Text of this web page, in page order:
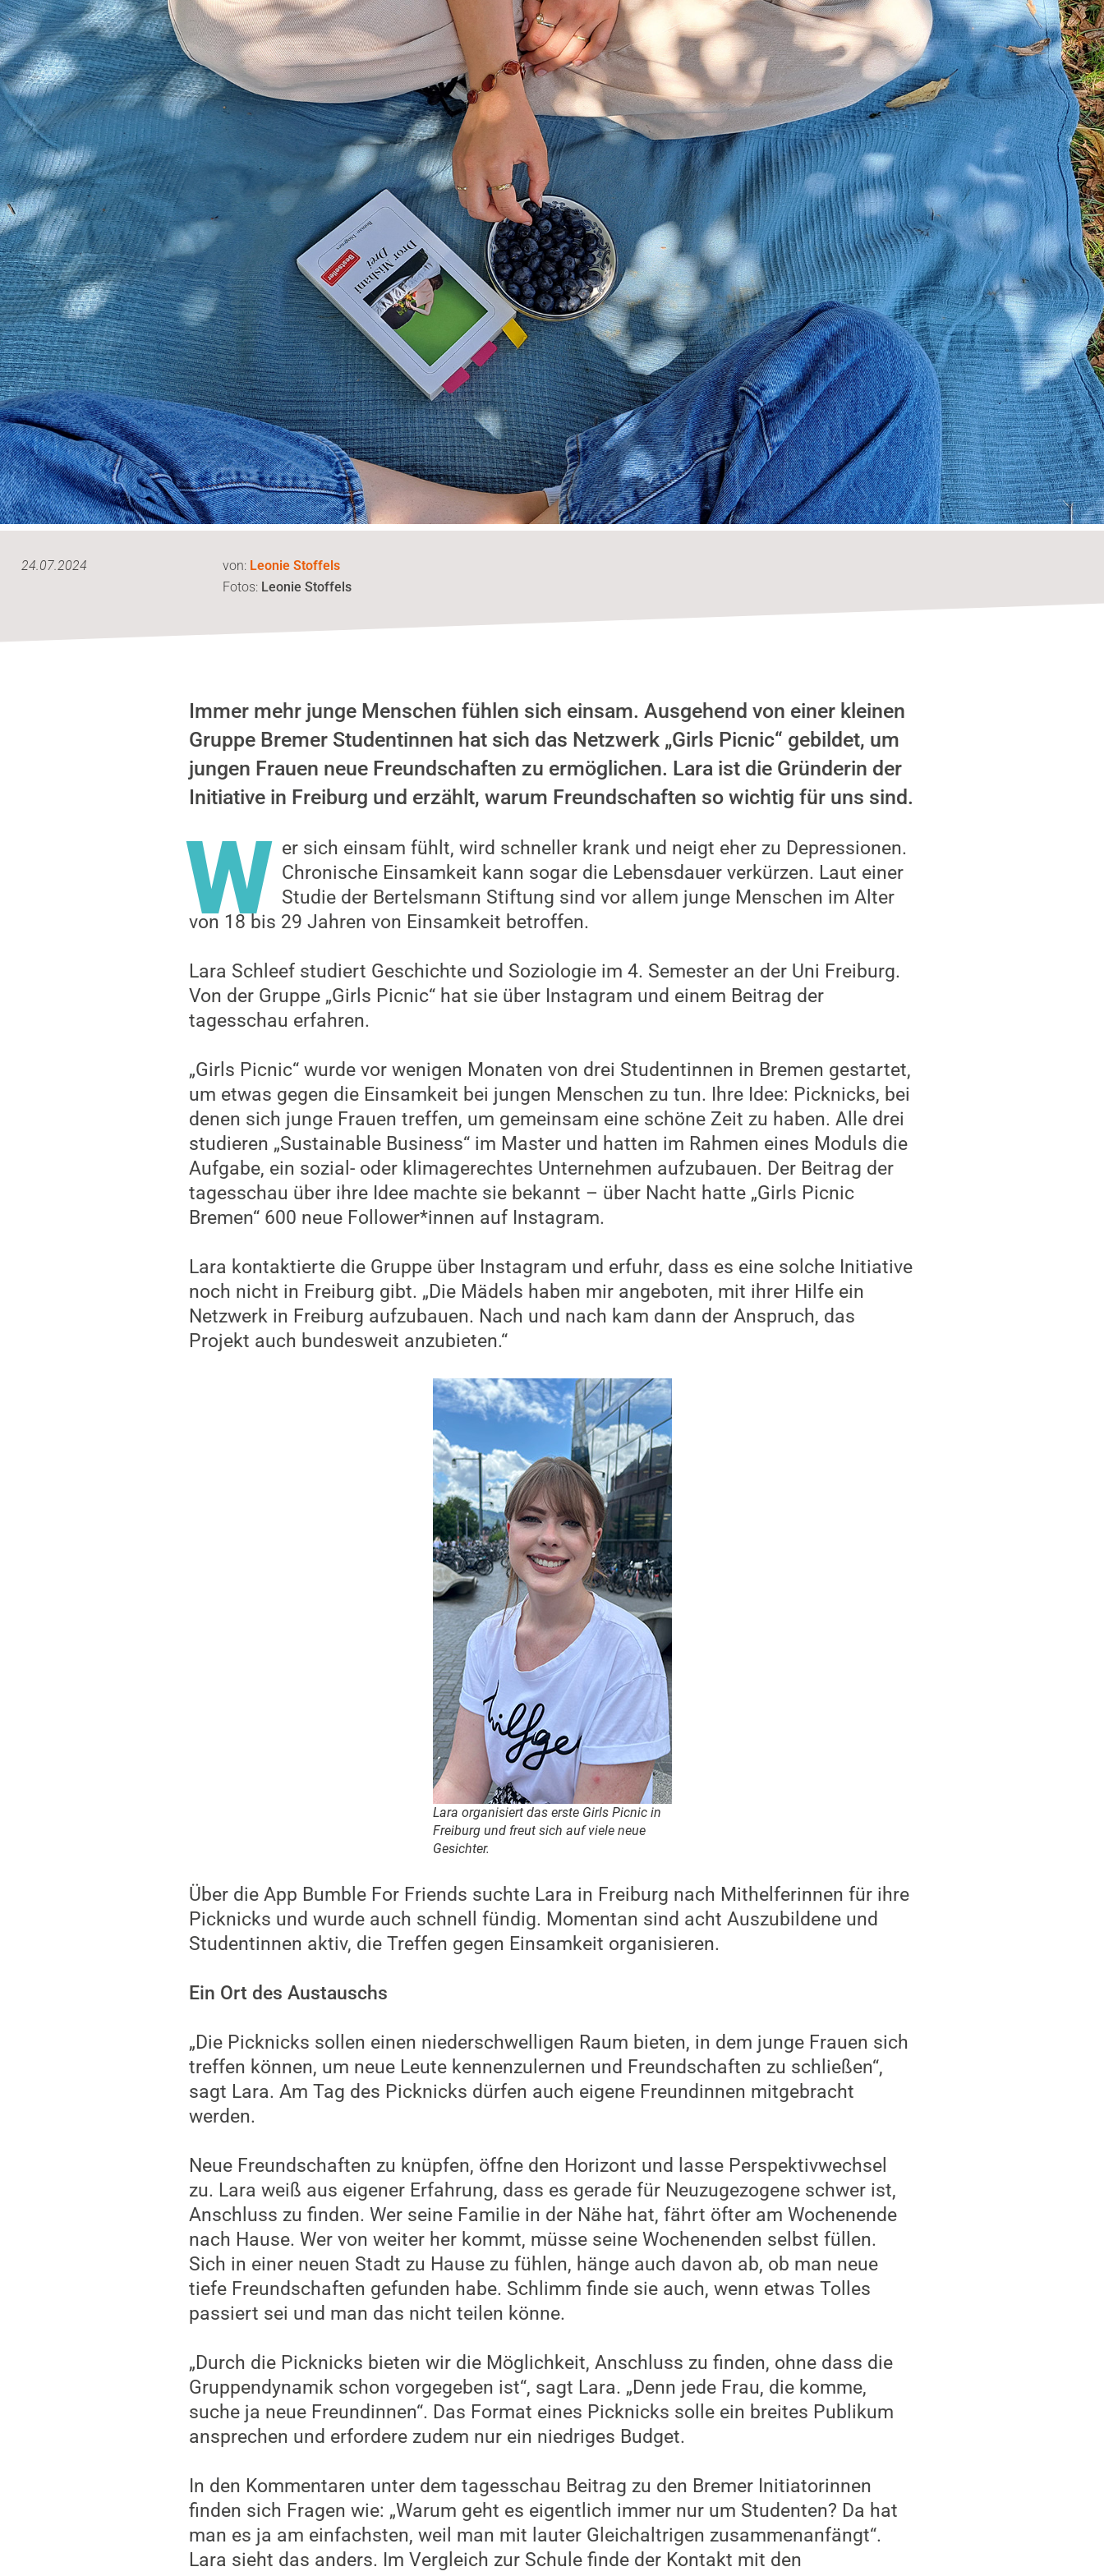
24.07.2024 von: Leonie Stoffels
Fotos: Leonie Stoffels
Immer mehr junge Menschen fühlen sich einsam. Ausgehend von einer kleinen
Gruppe Bremer Studentinnen hat sich das Netzwerk „Girls Picnic“ gebildet, um
jungen Frauen neue Freundschaften zu ermöglichen. Lara ist die Gründerin der
Initiative in Freiburg und erzählt, warum Freundschaften so wichtig für uns sind.
W er sich einsam fühlt, wird schneller krank und neigt eher zu Depressionen.
Chronische Einsamkeit kann sogar die Lebensdauer verkürzen. Laut einer
Studie der Bertelsmann Stiftung sind vor allem junge Menschen im Alter
von 18 bis 29 Jahren von Einsamkeit betroffen.
Lara Schleef studiert Geschichte und Soziologie im 4. Semester an der Uni Freiburg.
Von der Gruppe „Girls Picnic“ hat sie über Instagram und einem Beitrag der
tagesschau erfahren.
„Girls Picnic“ wurde vor wenigen Monaten von drei Studentinnen in Bremen gestartet,
um etwas gegen die Einsamkeit bei jungen Menschen zu tun. Ihre Idee: Picknicks, bei
denen sich junge Frauen treffen, um gemeinsam eine schöne Zeit zu haben. Alle drei
studieren „Sustainable Business“ im Master und hatten im Rahmen eines Moduls die
Aufgabe, ein sozial- oder klimagerechtes Unternehmen aufzubauen. Der Beitrag der
tagesschau über ihre Idee machte sie bekannt – über Nacht hatte „Girls Picnic
Bremen“ 600 neue Follower*innen auf Instagram.
Lara kontaktierte die Gruppe über Instagram und erfuhr, dass es eine solche Initiative
noch nicht in Freiburg gibt. „Die Mädels haben mir angeboten, mit ihrer Hilfe ein
Netzwerk in Freiburg aufzubauen. Nach und nach kam dann der Anspruch, das
Projekt auch bundesweit anzubieten.“
Lara organisiert das erste Girls Picnic in
Freiburg und freut sich auf viele neue
Gesichter.
Über die App Bumble For Friends suchte Lara in Freiburg nach Mithelferinnen für ihre
Picknicks und wurde auch schnell fündig. Momentan sind acht Auszubildene und
Studentinnen aktiv, die Treffen gegen Einsamkeit organisieren.
Ein Ort des Austauschs
„Die Picknicks sollen einen niederschwelligen Raum bieten, in dem junge Frauen sich
treffen können, um neue Leute kennenzulernen und Freundschaften zu schließen“,
sagt Lara. Am Tag des Picknicks dürfen auch eigene Freundinnen mitgebracht
werden.
Neue Freundschaften zu knüpfen, öffne den Horizont und lasse Perspektivwechsel
zu. Lara weiß aus eigener Erfahrung, dass es gerade für Neuzugezogene schwer ist,
Anschluss zu finden. Wer seine Familie in der Nähe hat, fährt öfter am Wochenende
nach Hause. Wer von weiter her kommt, müsse seine Wochenenden selbst füllen.
Sich in einer neuen Stadt zu Hause zu fühlen, hänge auch davon ab, ob man neue
tiefe Freundschaften gefunden habe. Schlimm finde sie auch, wenn etwas Tolles
passiert sei und man das nicht teilen könne.
„Durch die Picknicks bieten wir die Möglichkeit, Anschluss zu finden, ohne dass die
Gruppendynamik schon vorgegeben ist“, sagt Lara. „Denn jede Frau, die komme,
suche ja neue Freundinnen“. Das Format eines Picknicks solle ein breites Publikum
ansprechen und erfordere zudem nur ein niedriges Budget.
In den Kommentaren unter dem tagesschau Beitrag zu den Bremer Initiatorinnen
finden sich Fragen wie: „Warum geht es eigentlich immer nur um Studenten? Da hat
man es ja am einfachsten, weil man mit lauter Gleichaltrigen zusammenanfängt“.
Lara sieht das anders. Im Vergleich zur Schule finde der Kontakt mit den